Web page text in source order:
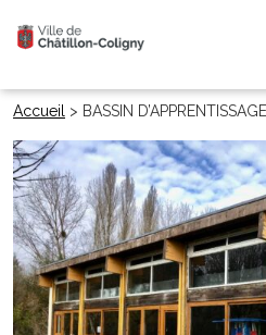
Accueil > BASSIN D’APPRENTISSAGE